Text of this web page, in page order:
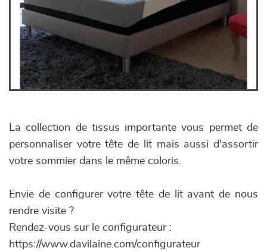
La collection de tissus importante vous permet de
personnaliser votre tête de lit mais aussi d'assortir
votre sommier dans le même coloris.
Envie de configurer votre tête de lit avant de nous
rendre visite ?
Rendez-vous sur le configurateur :
https://www.davilaine.com/configurateur